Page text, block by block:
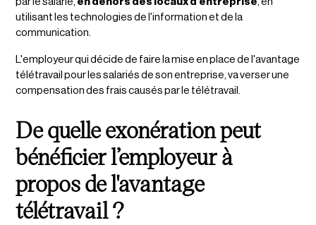
utilisant les technologies de l'information et de la
communication.
L'employeur qui décide de faire la mise en place de l'avantage
télétravail pour les salariés de son entreprise, va verser une
compensation des frais causés par le télétravail.
De quelle exonération peut
bénéficier l’employeur à
propos de l'avantage
télétravail ?